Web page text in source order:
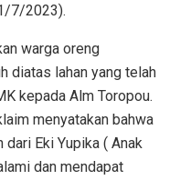
7/2023).
warga oreng
diatas lahan yang telah
kepada Alm Toropou.
menyatakan bahwa
Eki Yupika ( Anak
dan mendapat